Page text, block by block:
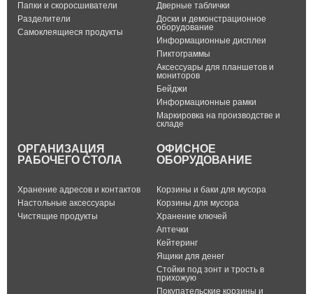
Папки и скоросшиватели
Разделители
Самоклеящиеся продукты
Дверные таблички
Доски и демонстрационное
оборудование
Информационные дисплеи
Пиктограммы
Аксессуары для планшетов и
мониторов
Бейджи
Информационные рамки
Маркировка на производстве и
складе
ОРГАНИЗАЦИЯ
РАБОЧЕГО СТОЛА
Хранение адресов и контактов
Настольные аксессуары
Чистящие продукты
ОФИСНОЕ
ОБОРУДОВАНИЕ
Корзины и баки для мусора
Корзины для мусора
Хранение ключей
Аптечки
Кейтеринг
Ящики для денег
Стойки под зонт и трость в
прихожую
Покупательские корзины и